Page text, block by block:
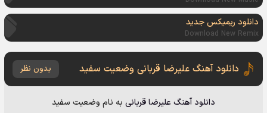
دانلود ریمیکس جدید
Download New Remix
دانلود آهنگ علیرضا قربانی وضعیت سفید بدون نظر
دانلود آهنگعلیرضا قربانی به نام وضعیت سفید